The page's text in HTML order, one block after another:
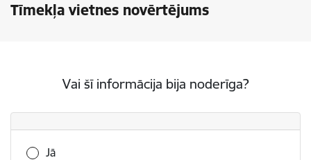
Tīmekļa vietnes novērtējums
Vai šī informācija bija noderīga?
Vai šī informācija bija noderīga?
Jā